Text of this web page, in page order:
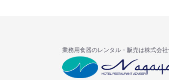
業務用食器のレンタル・販売は株式会